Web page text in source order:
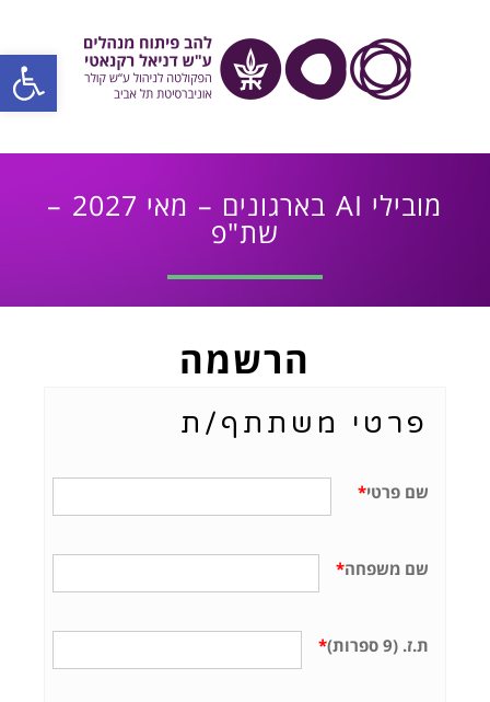
פתח
מובילי AI בארגונים – מאי 2027 –
שת"פ
הרשמה
פרטי משתתף/ת
*שם פרטי
*שם משפחה
* ת.ז. (9 ספרות)